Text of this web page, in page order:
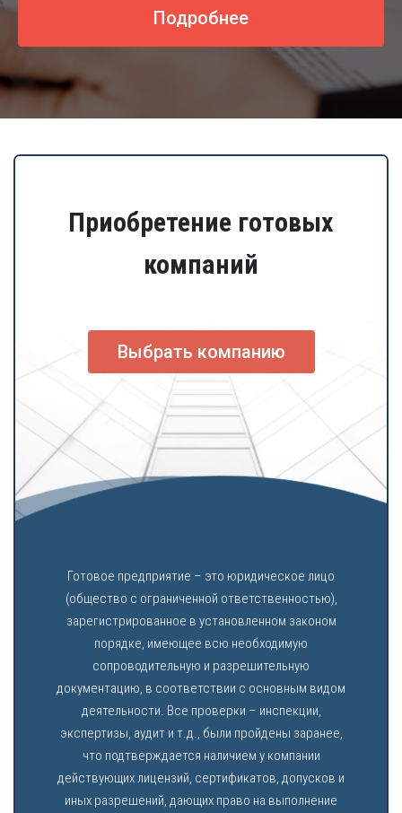
Подробнее
Приобретение готовых
компаний
Выбрать компанию
Готовое предприятие – это юридическое лицо
(общество с ограниченной ответственностью),
зарегистрированное в установленном законом
порядке, имеющее всю необходимую
сопроводительную и разрешительную
документацию, в соответствии с основным видом
деятельности. Все проверки – инспекции,
экспертизы, аудит и т.д., были пройдены заранее,
что подтверждается наличием у компании
действующих лицензий, сертификатов, допусков и
иных разрешений, дающих право на выполнение